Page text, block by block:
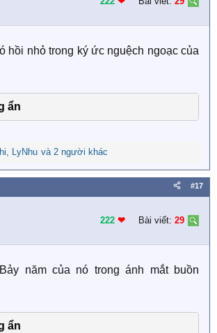
hồi nhỏ trong ký ức nguệch ngoạc của
ẩn
, LyNhu và 2 người khác
#17
222 ❤︎ Bài viết: 29
năm của nó trong ánh mắt buồn
ẩn